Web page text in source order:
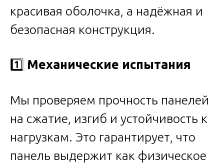
красивая оболочка, а надёжная и
безопасная конструкция.
1️⃣ Механические испытания
Мы проверяем прочность панелей
на сжатие, изгиб и устойчивость к
нагрузкам. Это гарантирует, что
панель выдержит как физическое